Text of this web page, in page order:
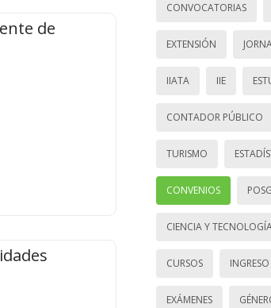
de
CONVOCATORIAS
EXTENSIÓN
IIATA IIE
CONTADOR PÚBLICO
TURISMO
CONVENIOS
CIENCIA Y
CURSOS INGRESO
EXÁMENES